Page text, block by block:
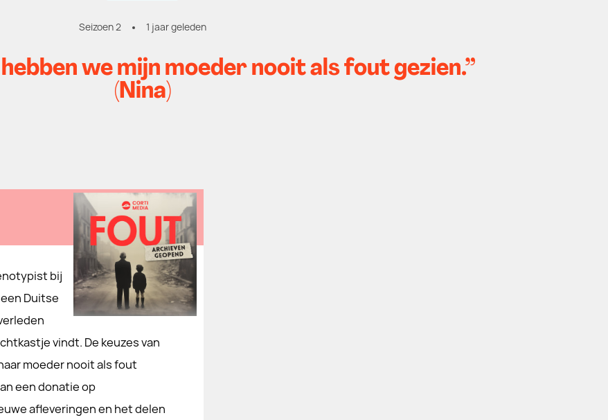
Seizoen 2 1 jaar geleden
we mijn moeder nooit als fout gezien.”
(Nina)
bij
Duitse
vindt. De keuzes van
moeder nooit als fout
een donatie op
afleveringen en het delen